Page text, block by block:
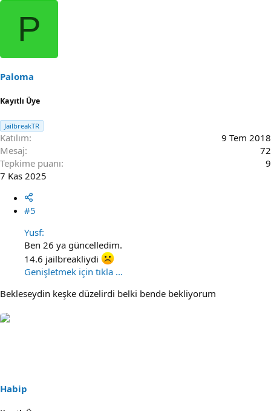
P
Paloma
Kayıtlı Üye
JailbreakTR
Katılım
9 Tem 2018
Mesaj
72
Tepkime puanı
9
7 Kas 2025
#5
Yusf:
Ben 26 ya güncelledim.
14.6 jailbreakliydi
Genişletmek için tıkla ...
Bekleseydin keşke düzelirdi belki bende bekliyorum
Habip